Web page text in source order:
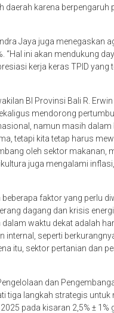
daerah karena
Jaya juga menegaskan
“Hal ini akan mendukung
kerja keras TPID
BI Provinsi Bali R.
mendorong
namun masih
tetapi kita tetap harus
oleh sektor makanan,
juga mengalami
beberapa faktor yang perlu
dagang dan krisis
waktu dekat adalah
internal, seperti
itu, sektor pertanian dan
dan
tiga langkah strategis
pada kisaran 2,5% ±